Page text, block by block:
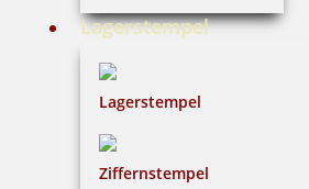
Lagerstempel
Lagerstempel
Ziffernstempel